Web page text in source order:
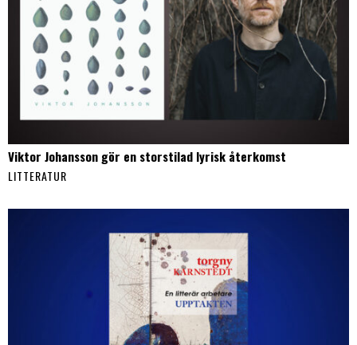
Viktor Johansson gör en storstilad lyrisk återkomst
LITTERATUR